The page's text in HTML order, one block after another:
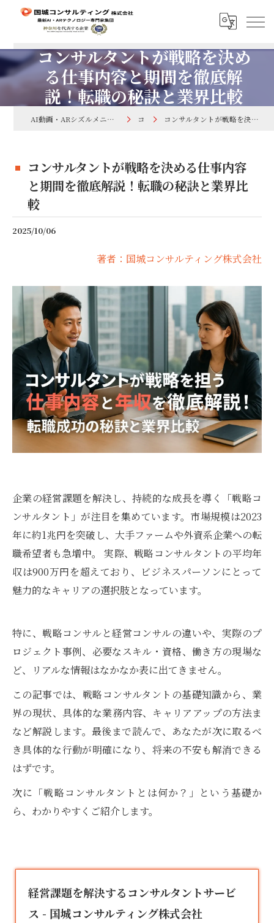
コンサルタントが戦略を決め
る仕事内容と期間を徹底解
説！転職の秘訣と業界比較
AI動画・ARシズルメニューで集客するなら国城コンサルティング株式会社 コラム コンサルタントが戦略を決める仕事内容と期間を徹底解説！転職の秘訣と業界比較
コンサルタントが戦略を決める仕事内容
と期間を徹底解説！転職の秘訣と業界比
較
2025/10/06
著者：国城コンサルティング株式会社
企業の経営課題を解決し、持続的な成長を導く「戦略コ
ンサルタント」が注目を集めています。市場規模は2023
年に約1兆円を突破し、大手ファームや外資系企業への転
職希望者も急増中。 実際、戦略コンサルタントの平均年
収は900万円を超えており、ビジネスパーソンにとって
魅力的なキャリアの選択肢となっています。
特に、戦略コンサルと経営コンサルの違いや、実際のプ
ロジェクト事例、必要なスキル・資格、働き方の現場な
ど、リアルな情報はなかなか表に出てきません。
この記事では、戦略コンサルタントの基礎知識から、業
界の現状、具体的な業務内容、キャリアアップの方法ま
など解説します。最後まで読んで、あなたが次に取るべ
き具体的な行動が明確になり、将来の不安も解消できる
はずです。
次に「戦略コンサルタントとは何か？」という基礎か
ら、わかりやすくご紹介します。
経営課題を解決するコンサルタントサービ
ス - 国城コンサルティング株式会社